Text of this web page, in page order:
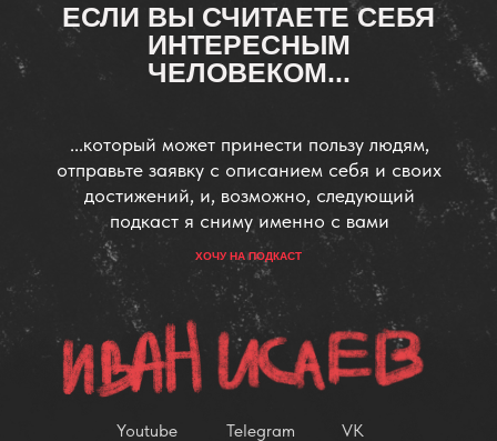
...который может принести пользу людям,
отправьте заявку с описанием себя и своих
достижений, и, возможно, следующий
подкаст я сниму именно с вами
ЕСЛИ ВЫ СЧИТАЕТЕ СЕБЯ
ИНТЕРЕСНЫМ
ЧЕЛОВЕКОМ...
ХОЧУ НА ПОДКАСТ
Youtube Telegram VK